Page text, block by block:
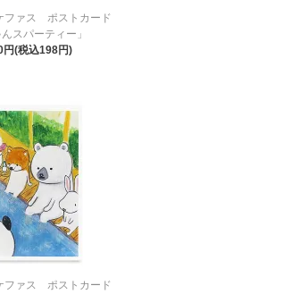
ファス ポストカード
んスパーティー」
円(税込198円)
ファス ポストカード